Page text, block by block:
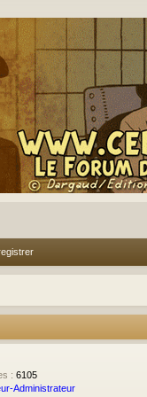
: 6105
Administrateur